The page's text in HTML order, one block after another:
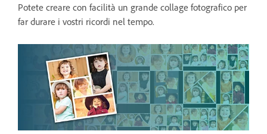
Potete creare con facilità un grande collage fotografico per
far durare i vostri ricordi nel tempo.